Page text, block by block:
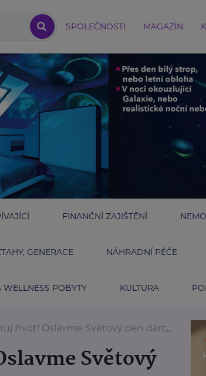
SPOLEČNOSTI MAGAZÍN
FINANČNÍ ZAJIŠTĚNÍ
GENERACE NÁHRADNÍ PÉČE
WELLNESS POBYTY KULTURA
život! Oslavme Světový den dárců krve
Světový